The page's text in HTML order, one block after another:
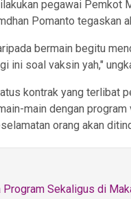
pegawai
Pomanto tegaskan
bermain begitu
ini soal vaksin yah,"
kontrak yang terlibat
main dengan
orang akan
Program Sekaligus di